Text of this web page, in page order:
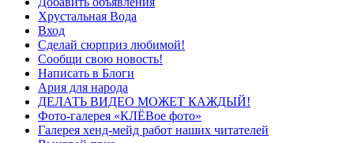
Хрустальная Вода
Вход
Сделай сюрприз любимой!
Сообщи свою новость!
Написать в Блоги
Ария для народа
ДЕЛАТЬ ВИДЕО МОЖЕТ КАЖДЫЙ!
Фото-галерея «КЛЁВое фото»
Галерея хенд-мейд работ наших читателей